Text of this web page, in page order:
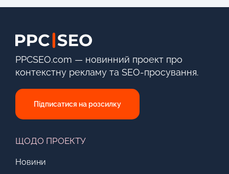
PPCSEO.com — новинний проект про
контекстну рекламу та SEO-просування.
Підписатися на розсилку
ЩОДО ПРОЕКТУ
Новини